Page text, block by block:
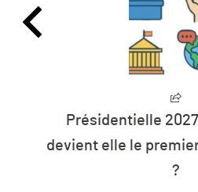
Présidentielle
devient elle le
?